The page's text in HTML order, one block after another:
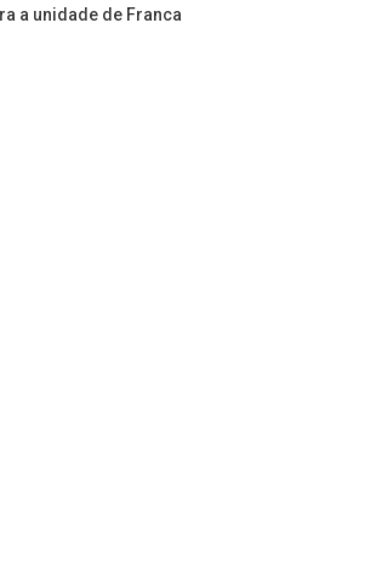
a unidade de Franca